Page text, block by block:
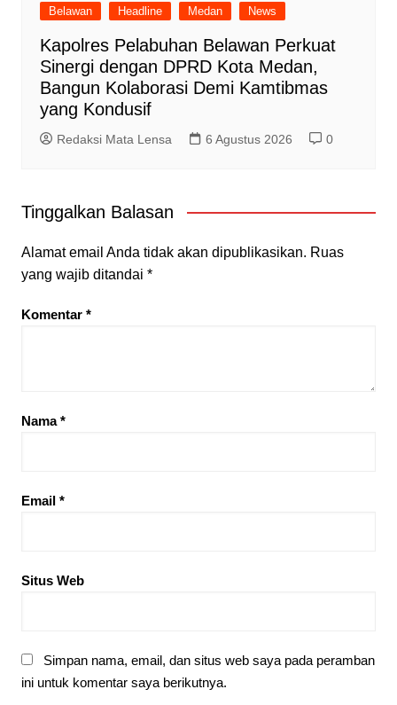
Belawan Headline Medan News
Kapolres Pelabuhan Belawan Perkuat
Sinergi dengan DPRD Kota Medan,
Bangun Kolaborasi Demi Kamtibmas
yang Kondusif
Redaksi Mata Lensa 6 Agustus 2026 0
Tinggalkan Balasan
Alamat email Anda tidak akan dipublikasikan. Ruas
yang wajib ditandai *
Komentar *
Nama*
Email *
Situs Web
Simpan nama, email, dan situs web saya pada peramban
ini untuk komentar saya berikutnya.